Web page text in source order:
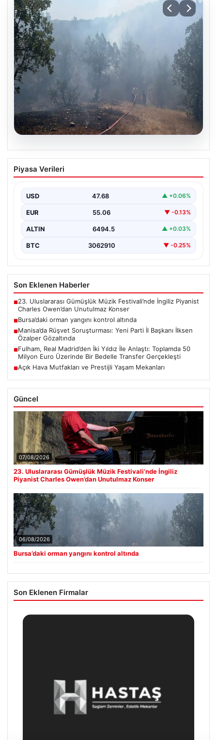
Bursa’daki orman yangını kontrol altında
Piyasa Verileri
USD 47.68 ▲ +0.06%
EUR 55.06 ▼ -0.13%
ALTIN 6494.5 ▲ +0.03%
BTC 3062910 ▼ -0.25%
Son Eklenen Haberler
■23. Uluslararası Gümüşlük Müzik Festivali’nde İngiliz Piyanist
Charles Owen’dan Unutulmaz Konser
■Bursa’daki orman yangını kontrol altında
■Manisa’da Rüşvet Soruşturması: Yeni Parti İl Başkanı İlksen
Özalper Gözaltında
■Fulham, Real Madrid’den İki Yıldız İle Anlaştı: Toplamda 50
Milyon Euro Üzerinde Bir Bedelle Transfer Gerçekleşti
■Açık Hava Mutfakları ve Prestijli Yaşam Mekanları
Güncel
07/08/2026
23. Uluslararası Gümüşlük Müzik Festivali’nde İngiliz
Piyanist Charles Owen’dan Unutulmaz Konser
06/08/2026
Bursa’daki orman yangını kontrol altında
Son Eklenen Firmalar